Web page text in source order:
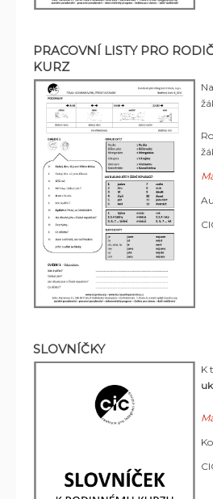
PRACOVNÍ LISTY PRO
KURZ
SLOVNÍČKY
K